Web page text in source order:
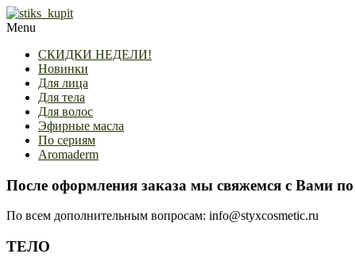
Skip
to
Primary
Menu
Menu
СКИДКИ НЕДЕЛИ!
Новинки
Для лица
Для тела
Для волос
Эфирные масла
По сериям
Aromaderm
После оформления заказа мы свяжемся с Вами по
По всем дополнительным вопросам: info@styxcosmetic.ru
ТЕЛО